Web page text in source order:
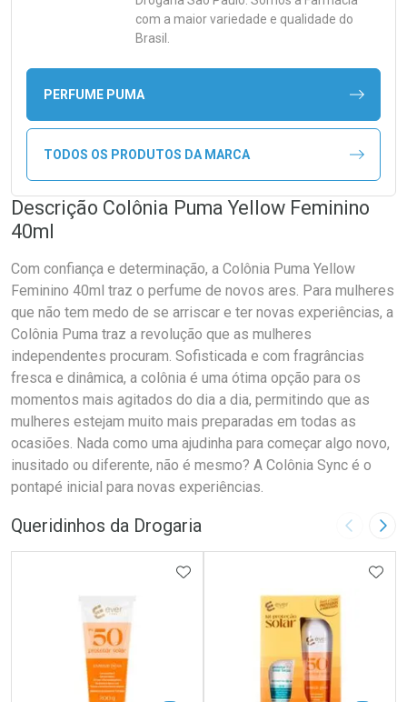
com a maior variedade e qualidade do
Brasil.
PERFUME PUMA
TODOS OS PRODUTOS DA MARCA
Descrição Colônia Puma Yellow Feminino
40ml
Com confiança e determinação, a Colônia Puma Yellow
Feminino 40ml traz o perfume de novos ares. Para mulheres
que não tem medo de se arriscar e ter novas experiências, a
Colônia Puma traz a revolução que as mulheres
independentes procuram. Sofisticada e com fragrâncias
fresca e dinâmica, a colônia é uma ótima opção para os
momentos mais agitados do dia a dia, permitindo que as
mulheres estejam muito mais preparadas em todas as
ocasiões. Nada como uma ajudinha para começar algo novo,
inusitado ou diferente, não é mesmo? A Colônia Sync é o
pontapé inicial para novas experiências.
Queridinhos da Drogaria Imagem
ADICIONAR AOS FAVORITOS